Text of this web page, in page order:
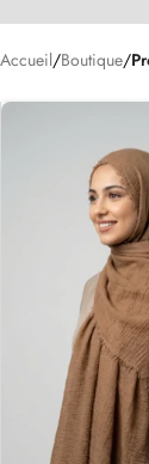
Accueil/Boutique/